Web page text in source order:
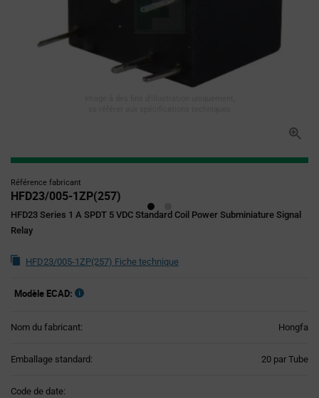
Référence fabricant
HFD23/005-1ZP(257)
HFD23 Series 1 A SPDT 5 VDC Standard Coil Power Subminiature Signal
Relay
HFD23/005-1ZP(257) Fiche technique
Modèle ECAD:
Nom du fabricant: Hongfa
Emballage standard: 20 par Tube
Code de date: